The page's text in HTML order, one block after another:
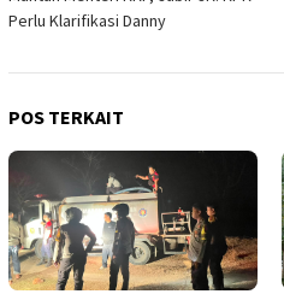
Perlu Klarifikasi Danny
POS TERKAIT